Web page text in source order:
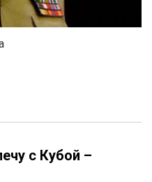
с Кубой –